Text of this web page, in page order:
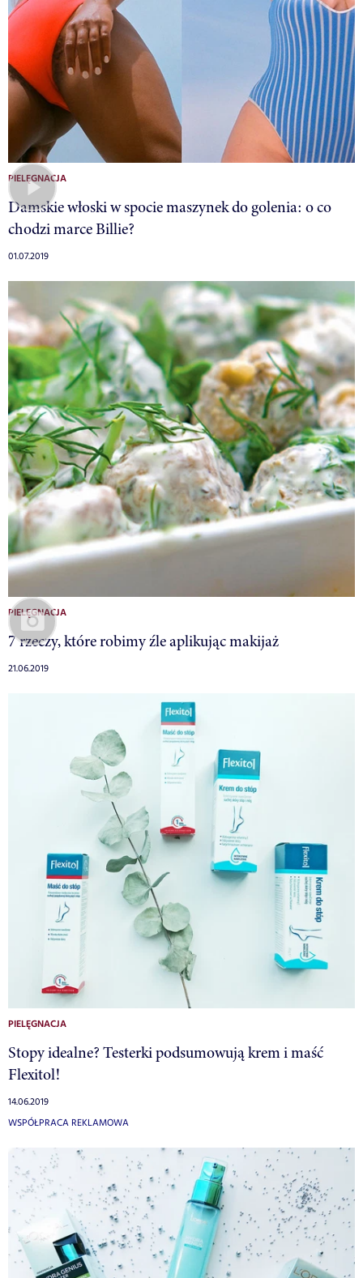
PIELĘGNACJA
Damskie włoski w spocie maszynek do golenia: o co
chodzi marce Billie?
01.07.2019
PIELĘGNACJA
7 rzeczy, które robimy źle aplikując makijaż
21.06.2019
PIELĘGNACJA
Stopy idealne? Testerki podsumowują krem i maść
Flexitol!
14.06.2019
WSPÓŁPRACA REKLAMOWA